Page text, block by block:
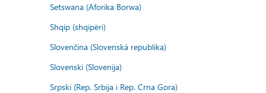
Setswana (Aforika Borwa)
Shqip (shqipëri)
Slovenčina (Slovenská republika)
Slovenski (Slovenija)
Srpski (Rep. Srbija i Rep. Crna Gora)